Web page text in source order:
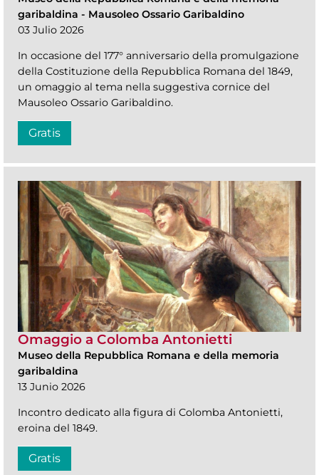
garibaldina - Mausoleo Ossario Garibaldino
03 Julio 2026
In occasione del 177° anniversario della promulgazione
della Costituzione della Repubblica Romana del 1849,
un omaggio al tema nella suggestiva cornice del
Mausoleo Ossario Garibaldino.
Gratis
Omaggio a Colomba Antonietti
Museo della Repubblica Romana e della memoria
garibaldina
13 Junio 2026
Incontro dedicato alla figura di Colomba Antonietti,
eroina del 1849.
Gratis